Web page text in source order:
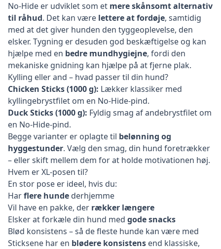
No-Hide er udviklet som et mere skånsomt alternativ
til råhud. Det kan være lettere at fordøje, samtidig
med at det giver hunden den tyggeoplevelse, den
elsker. Tygning er desuden god beskæftigelse og kan
hjælpe med en bedre mundhygiejne, fordi den
mekaniske gnidning kan hjælpe på at fjerne plak.
Kylling eller and – hvad passer til din hund?
Chicken Sticks (1000 g): Lækker klassiker med
kyllingebrystfilet om en No-Hide-pind.
Duck Sticks (1000 g): Fyldig smag af andebrystfilet om
en No-Hide-pind.
Begge varianter er oplagte til belønning og
hyggestunder. Vælg den smag, din hund foretrækker
– eller skift mellem dem for at holde motivationen høj.
Hvem er XL-posen til?
En stor pose er ideel, hvis du:
Harflere hunde derhjemme
Vil have en pakke, der rækker længere
Elsker at forkæle din hund med gode snacks
Blød konsistens – så de fleste hunde kan være med
Sticksene har en blødere konsistens end klassiske,